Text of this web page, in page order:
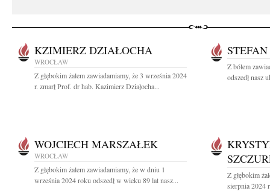
KZIMIERZ DZIAŁOCHA
WROCŁAW
Z głębokim żalem zawiadamiamy, że 3 września 2024
r. zmarł Prof. dr hab. Kazimierz Działocha...
Z bólem
odszedł nasz
WOJCIECH MARSZAŁEK
WROCŁAW
Z głębokim żalem zawiadamiamy, że w dniu 1
września 2024 roku odszedł w wieku 89 lat nasz...
Z głębokim
sierpnia 2024